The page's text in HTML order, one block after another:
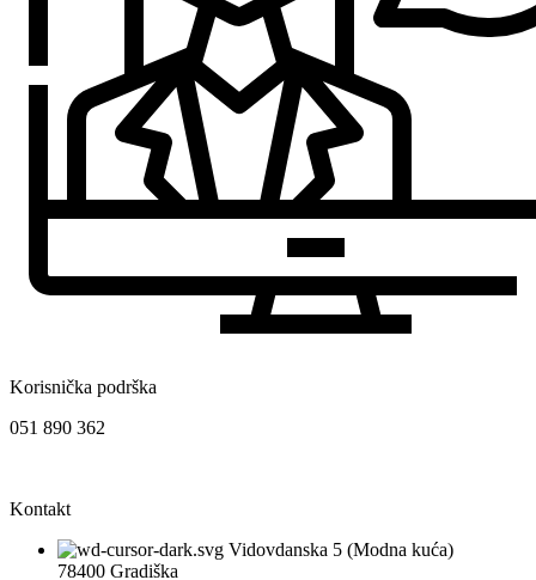
Korisnička podrška
051 890 362
Kontakt
Vidovdanska 5 (Modna kuća)
78400 Gradiška